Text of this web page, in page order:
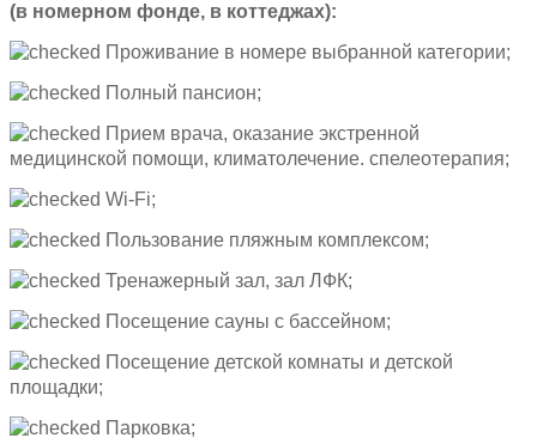
(в номерном фонде, в коттеджах):
Проживание в номере выбранной категории;
Полный пансион;
Прием врача, оказание экстренной
медицинской помощи, климатолечение. спелеотерапия;
Wi-Fi;
Пользование пляжным комплексом;
Тренажерный зал, зал ЛФК;
Посещение сауны с бассейном;
Посещение детской комнаты и детской
площадки;
Парковка;